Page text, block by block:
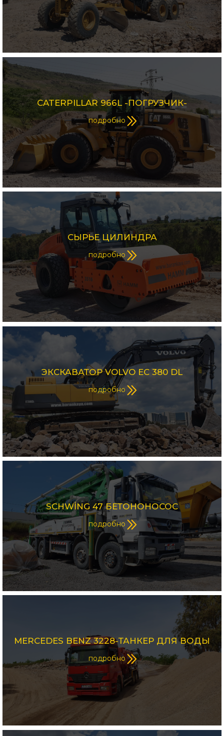
CATERPILLAR 966L -ПОГРУЗЧИК-
подробно
СЫРЬЕ ЦИЛИНДРА
подробно
ЭКСКАВАТОР VOLVO EC 380 DL
подробно
SCHWİNG 47 БЕТОНОНОСОС
подробно
MERCEDES BENZ 3228-ТАНКЕР ДЛЯ ВОДЫ
подробно